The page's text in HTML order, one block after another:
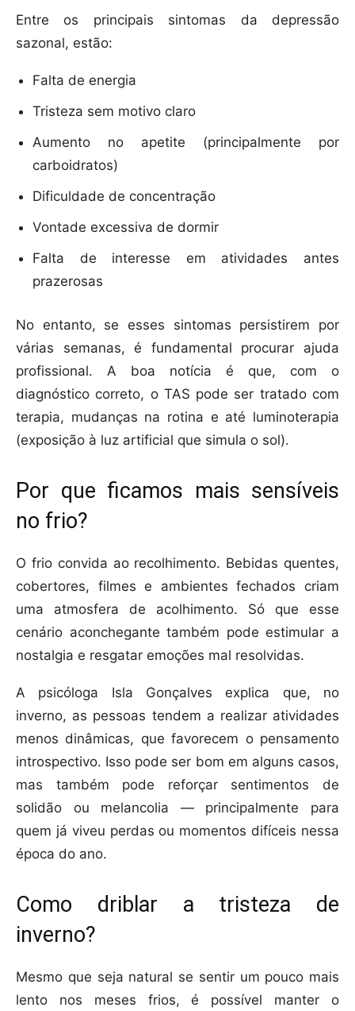
Entre os principais sintomas da depressão
sazonal, estão:
Falta de energia
Tristeza sem motivo claro
Aumento no apetite (principalmente por
carboidratos)
Dificuldade de concentração
Vontade excessiva de dormir
Falta de interesse em atividades antes
prazerosas
No entanto, se esses sintomas persistirem por
várias semanas, é fundamental procurar ajuda
profissional. A boa notícia é que, com o
diagnóstico correto, o TAS pode ser tratado com
terapia, mudanças na rotina e até luminoterapia
(exposição à luz artificial que simula o sol).
Por que ficamos mais sensíveis
no frio?
O frio convida ao recolhimento. Bebidas quentes,
cobertores, filmes e ambientes fechados criam
uma atmosfera de acolhimento. Só que esse
cenário aconchegante também pode estimular a
nostalgia e resgatar emoções mal resolvidas.
A psicóloga Isla Gonçalves explica que, no
inverno, as pessoas tendem a realizar atividades
menos dinâmicas, que favorecem o pensamento
introspectivo. Isso pode ser bom em alguns casos,
mas também pode reforçar sentimentos de
solidão ou melancolia — principalmente para
quem já viveu perdas ou momentos difíceis nessa
época do ano.
Como driblar a tristeza de
inverno?
Mesmo que seja natural se sentir um pouco mais
lento nos meses frios, é possível manter o